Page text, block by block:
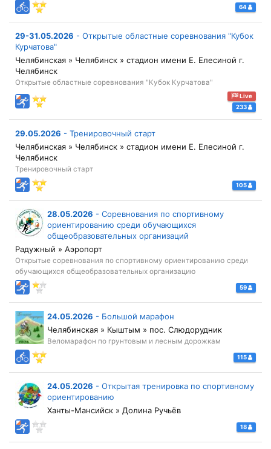
64
29-31.05.2026 - Открытые областные соревнования "Кубок
Курчатова"
Челябинская » Челябинск » стадион имени Е. Елесиной г.
Челябинск
Открытые областные соревнования "Кубок Курчатова"
Live
233
29.05.2026 - Тренировочный старт
Челябинская » Челябинск » стадион имени Е. Елесиной г.
Челябинск
Тренировочный старт
105
28.05.2026 - Соревнования по спортивному
ориентированию среди обучающихся
общеобразовательных организаций
Радужный » Аэропорт
Открытые соревнования по спортивному ориентированию среди
обучающихся общеобразовательных организацию
59
24.05.2026 - Большой марафон
Челябинская » Кыштым » пос. Слюдорудник
Веломарафон по грунтовым и лесным дорожкам
115
24.05.2026 - Открытая тренировка по спортивному
ориентированию
Ханты-Мансийск » Долина Ручьёв
18